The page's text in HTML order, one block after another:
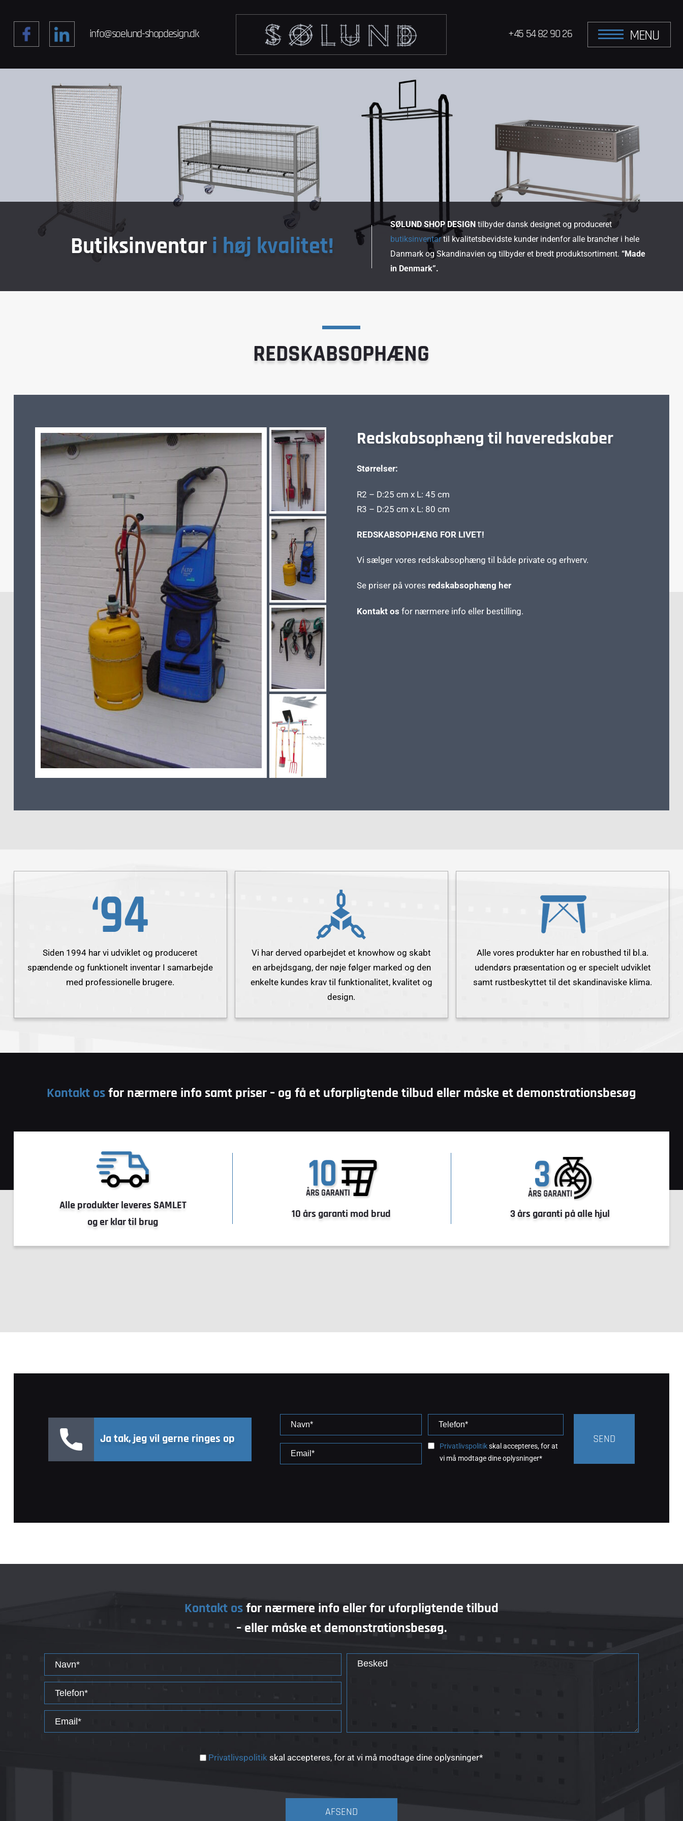
info@soelund-shopdesign.dk +45 54 82 90 26 MENU
Butiksinventar i høj kvalitet!
SØLUND SHOP DESIGN tilbyder dansk designet og produceret
butiksinventartil kvalitetsbevidste kunder indenfor alle brancher i hele
Danmark og Skandinavien og tilbyder et bredt produktsortiment. “Made
in Denmark”.
REDSKABSOPHÆNG
Redskabsophæng til haveredskaber
Størrelser:
R2 – D:25 cm x L: 45 cm
R3 – D:25 cm x L: 80 cm
REDSKABSOPHÆNG FOR LIVET!
Vi sælger vores redskabsophæng til både private og erhverv.
Se priser på vores redskabsophæng her
Kontakt os for nærmere info eller bestilling.
Siden 1994 har vi udviklet og produceret
spændende og funktionelt inventar I samarbejde
med professionelle brugere.
Vi har derved oparbejdet et knowhow og skabt
en arbejdsgang, der nøje følger marked og den
enkelte kundes krav til funktionalitet, kvalitet og
design.
Alle vores produkter har en robusthed til bl.a.
udendørs præsentation og er specielt udviklet
samt rustbeskyttet til det skandinaviske klima.
Kontakt osfor nærmere info samt priser – og få et uforpligtende tilbud eller måske et demonstrationsbesøg
Alle produkter leveres SAMLET
og er klar til brug
10 års garanti mod brud 3 års garanti på alle hjul
Ja tak, jeg vil gerne ringes op Privatlivspolitikskal accepteres, for at
vi må modtage dine oplysninger*
Kontakt osfor nærmere info eller for uforpligtende tilbud
– eller måske et demonstrationsbesøg.
Privatlivspolitik skal accepteres, for at vi må modtage dine oplysninger*